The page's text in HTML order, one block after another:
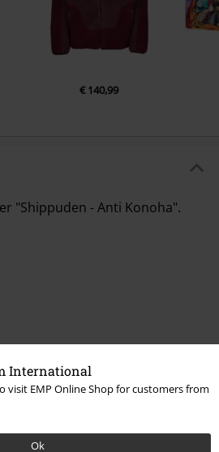
International
visit EMP Online Shop for customers from
Ok
€ 140,99
"Shippuden - Anti Konoha".